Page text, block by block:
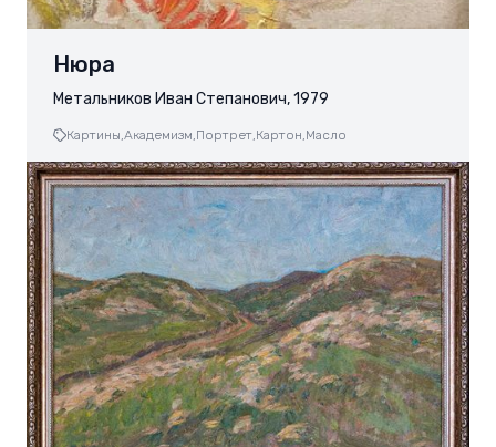
Нюра
Метальников Иван Степанович, 1979
Картины,Академизм,Портрет,Картон,Масло